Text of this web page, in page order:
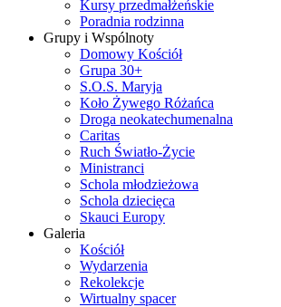
Kursy przedmałżeńskie
Poradnia rodzinna
Grupy i Wspólnoty
Domowy Kościół
Grupa 30+
S.O.S. Maryja
Koło Żywego Różańca
Droga neokatechumenalna
Caritas
Ruch Światło-Życie
Ministranci
Schola młodzieżowa
Schola dziecięca
Skauci Europy
Galeria
Kościół
Wydarzenia
Rekolekcje
Wirtualny spacer